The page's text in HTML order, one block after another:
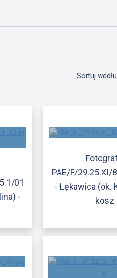
Sortuj
01
-
PAE/F/29.25.XI/
- Łękawica (ok.
kosz